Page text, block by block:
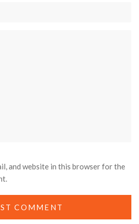
and website in this browser for the